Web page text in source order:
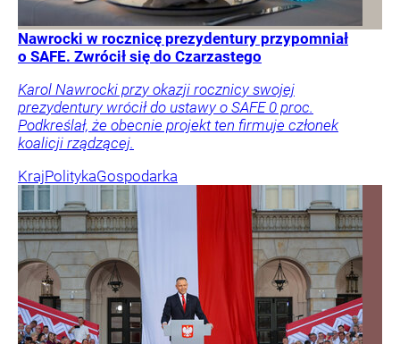
Nawrocki w rocznicę prezydentury przypomniał
o SAFE. Zwrócił się do Czarzastego
Karol Nawrocki przy okazji rocznicy swojej
prezydentury wrócił do ustawy o SAFE 0 proc.
Podkreślał, że obecnie projekt ten firmuje członek
koalicji rządzącej.
KrajPolitykaGospodarka